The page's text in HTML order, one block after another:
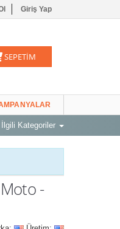
Giriş Yap
SEPETİM
İlgili Kategoriler
-